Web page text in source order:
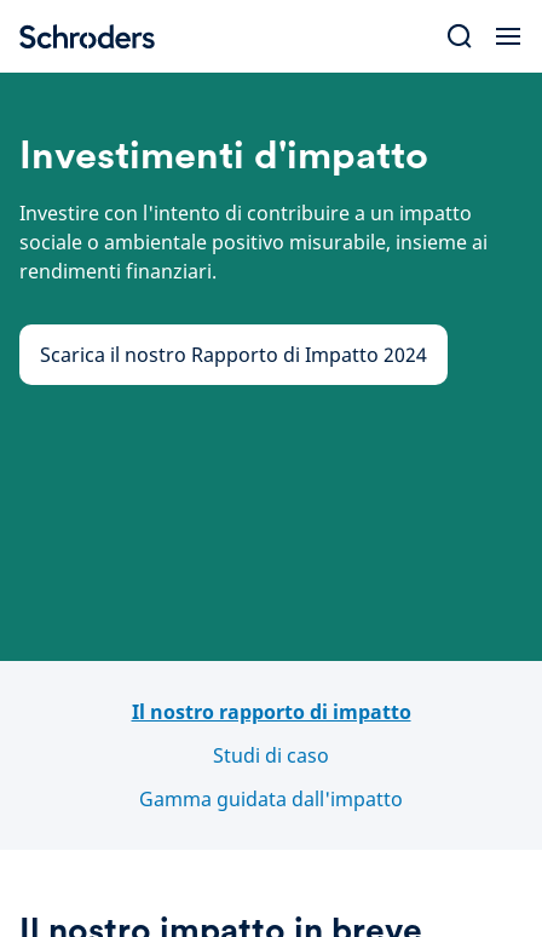
content
Investimenti d'impatto
Investire con l'intento di contribuire a un impatto
sociale o ambientale positivo misurabile, insieme ai
rendimenti finanziari.
Scarica il nostro Rapporto di Impatto 2024
Il nostro rapporto di impatto
Studi di caso
Gamma guidata dall'impatto